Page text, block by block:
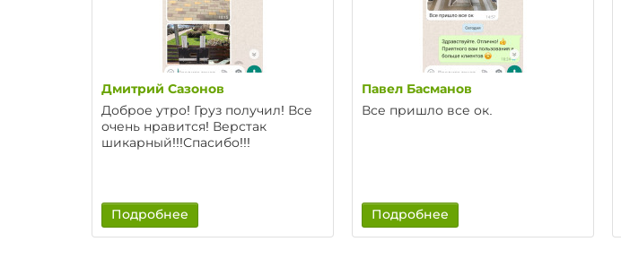
Дмитрий Сазонов
Доброе утро! Груз получил! Все
очень нравится! Верстак
шикарный!!!Спасибо!!!
Подробнее
Павел Басманов
Все пришло все ок.
Подробнее